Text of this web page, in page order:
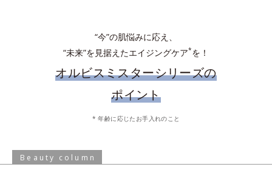
すべなめらか肌に。
化粧水で肌を整えた後、手のひらに適量とり、顔全体にやさしく
“今”の肌悩みに応え、
“未来”を見据えたエイジングケア*を！
オルビスミスターシリーズの
ポイント
* 年齢に応じたお手入れのこと
Beauty column